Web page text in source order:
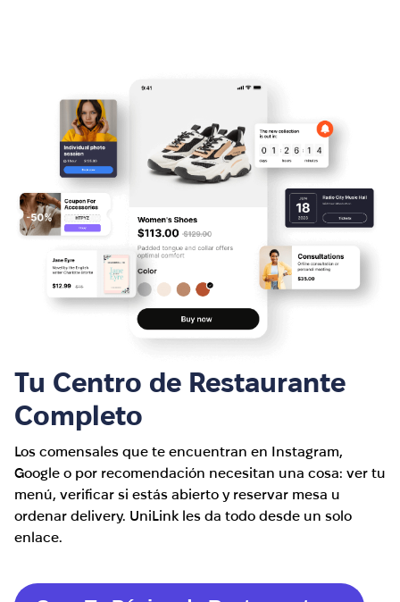
Tu Centro de Restaurante
Completo
Los comensales que te encuentran en Instagram,
Google o por recomendación necesitan una cosa: ver tu
menú, verificar si estás abierto y reservar mesa u
ordenar delivery. UniLink les da todo desde un solo
enlace.